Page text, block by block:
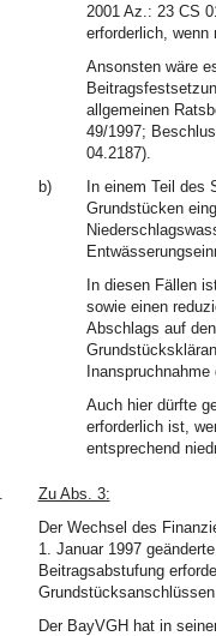
2001 Az.: 23 CS
erforderlich,
Ansonsten wäre
allgemeinen
49/1997;
04.2187).
b)
In einem Teil des
Grundstücken
In diesen Fällen
sowie einen
Abschlags auf
Auch hier dürfte
erforderlich ist,
entsprechend
Zu Abs. 3:
Der Wechsel des
1. Januar 1997
Beitragsabstufung
Der BayVGH hat in